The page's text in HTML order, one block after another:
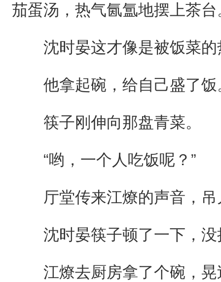
茄蛋汤，热气氤氲地摆上茶台
沈时晏这才像是被饭菜的
他拿起碗，给自己盛了饭
筷子刚伸向那盘青菜。
“哟，一个人吃饭呢？”
厅堂传来江燎的声音，吊
沈时晏筷子顿了一下，没
江燎去厨房拿了个碗，晃